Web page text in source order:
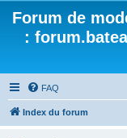
Forum de
:
FAQ
Index du forum